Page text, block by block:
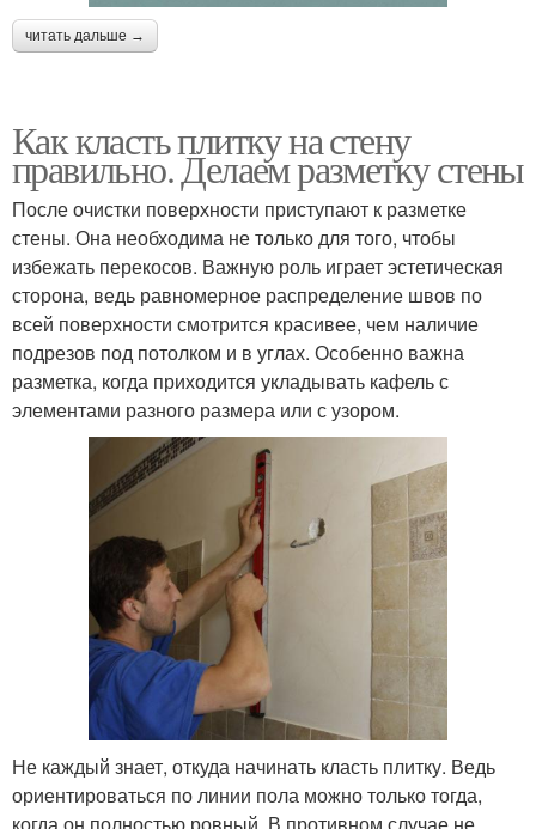
читать дальше →
Как класть плитку на стену
правильно. Делаем разметку стены
После очистки поверхности приступают к разметке
стены. Она необходима не только для того, чтобы
избежать перекосов. Важную роль играет эстетическая
сторона, ведь равномерное распределение швов по
всей поверхности смотрится красивее, чем наличие
подрезов под потолком и в углах. Особенно важна
разметка, когда приходится укладывать кафель с
элементами разного размера или с узором.
Не каждый знает, откуда начинать класть плитку. Ведь
ориентироваться по линии пола можно только тогда,
когда он полностью ровный. В противном случае не